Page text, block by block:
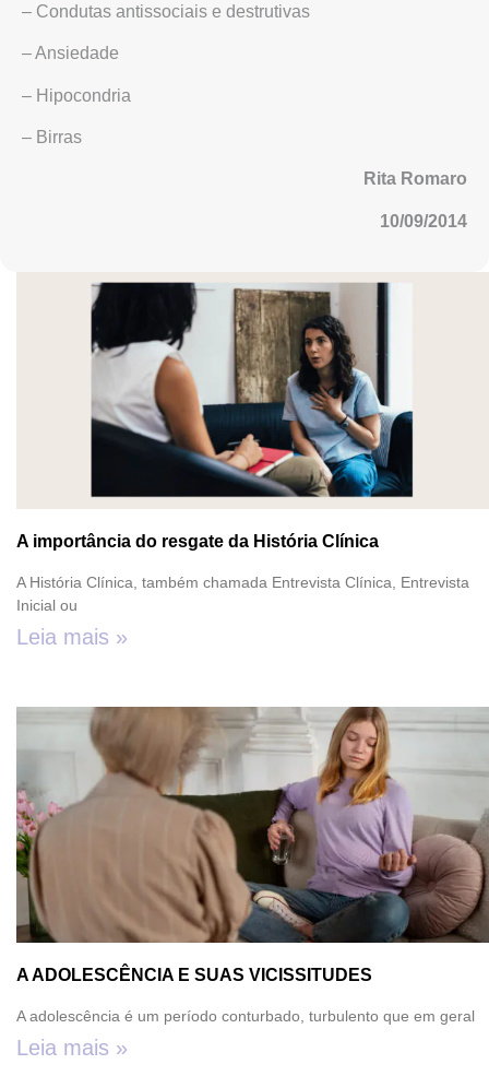
– Condutas antissociais e destrutivas
– Ansiedade
– Hipocondria
– Birras
Rita Romaro
10/09/2014
A importância do resgate da História Clínica
A História Clínica, também chamada Entrevista Clínica, Entrevista
Inicial ou
Leia mais »
A ADOLESCÊNCIA E SUAS VICISSITUDES
A adolescência é um período conturbado, turbulento que em geral
Leia mais »